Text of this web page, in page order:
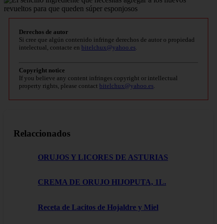
Derechos de autor
Si cree que algún contenido infringe derechos de autor o propiedad
intelectual, contacte en bitelchux@yahoo.es
Copyright notice
If you believe any content infringes copyright or intellectual
property rights, please contact bitelchux@yahoo.es
Relaccionados
ORUJOS Y LICORES DE ASTURIAS
CREMA DE ORUJO HIJOPUTA, 1L.
Receta de Lacitos de Hojaldre y Miel